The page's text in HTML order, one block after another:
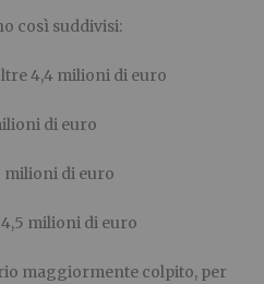
così suddivisi:
4,4 milioni di euro
di euro
milioni di euro
milioni di euro
maggiormente colpito, per